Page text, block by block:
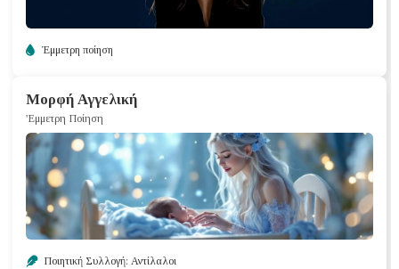
Έμμετρη ποίηση
Μορφή Αγγελική
'Εμμετρη Ποίηση
Ποιητική Συλλογή: Αντίλαλοι